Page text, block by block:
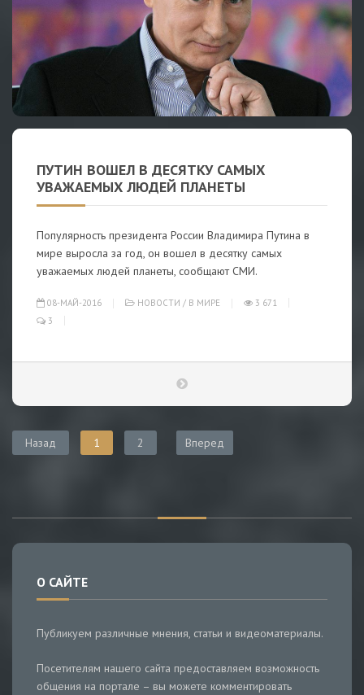
ПУТИН ВОШЕЛ В ДЕСЯТКУ САМЫХ
УВАЖАЕМЫХ ЛЮДЕЙ ПЛАНЕТЫ
Популярность президента России Владимира Путина в
мире выросла за год, он вошел в десятку самых
уважаемых людей планеты, сообщают СМИ.
08-МАЙ-2016 НОВОСТИ / В МИРЕ
3 671
3
Назад 1 2 Вперед
О САЙТЕ
Публикуем различные мнения, статьи и видеоматериалы.
Посетителям нашего сайта предоставляем возможность
общения на портале – вы можете комментировать